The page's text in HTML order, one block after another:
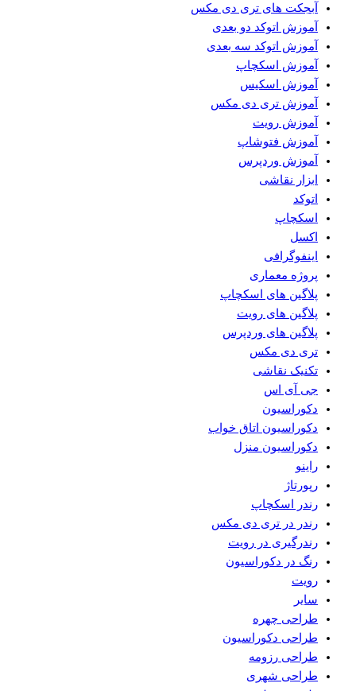
آبجکت های تری دی مکس
آموزش اتوکد دو بعدی
آموزش اتوکد سه بعدی
آموزش اسکچاپ
آموزش اسکیس
آموزش تری دی مکس
آموزش رویت
آموزش فتوشاپ
آموزش وردپرس
ابزار نقاشی
اتوکد
اسکچاپ
اکسل
اینفوگرافی
پروژه معماری
پلاگین های اسکچاپ
پلاگین های رویت
پلاگین های وردپرس
تری دی مکس
تکنیک نقاشی
جی آی اس
دکوراسیون
دکوراسیون اتاق خواب
دکوراسیون منزل
راینو
رپورتاژ
رندر اسکچاپ
رندر در تری دی مکس
رندرگیری در رویت
رنگ در دکوراسیون
رویت
سایر
طراحی چهره
طراحی دکوراسیون
طراحی رزومه
طراحی شهری